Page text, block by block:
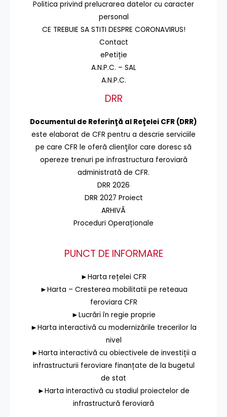
Politica privind prelucrarea datelor cu caracter
personal
CE TREBUIE SA STITI DESPRE CORONAVIRUS!
Contact
ePetiție
A.N.P.C. – SAL
A.N.P.C.
DRR
Documentul de Referinţă al Reţelei CFR (DRR)
este elaborat de CFR pentru a descrie serviciile
pe care CFR le oferă clienţilor care doresc să
opereze trenuri pe infrastructura feroviară
administrată de CFR.
DRR 2026
DRR 2027 Proiect
ARHIVĂ
Proceduri Operaționale
PUNCT DE INFORMARE
►Harta rețelei CFR
►Harta – Cresterea mobilitatii pe reteaua
feroviara CFR
►Lucrări în regie proprie
►Harta interactivă cu modernizările trecerilor la
nivel
►Harta interactivă cu obiectivele de investiții a
infrastructurii feroviare finanțate de la bugetul
de stat
►Harta interactivă cu stadiul proiectelor de
infrastructură feroviară